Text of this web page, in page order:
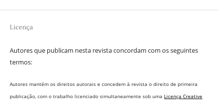
Licença
Autores que publicam nesta revista concordam com os seguintes
termos:
Autores mantém os direitos autorais e concedem à revista o direito de primeira
publicação, com o trabalho licenciado simultaneamente sob uma Licença Creative